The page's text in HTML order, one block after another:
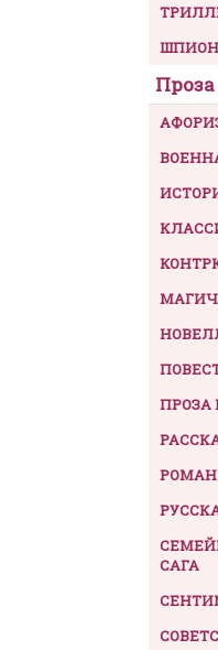
Проза
ПРОЗА
РОМАН
САГА